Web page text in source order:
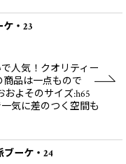
・23
で人気！クオリティー
品は一点もので
よそのサイズ:h65
気に差のつく空間も
ブーケ・24